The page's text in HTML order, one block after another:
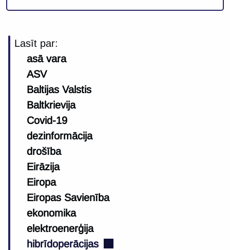
izaicinājumiem. 2024. gads Eiropas drošībā
iezīmējas ar jaunām tendencēm –
diversijām, sabotāžām un cita veida
hibrīdajām operācijām pret Eiropas kritisko
infrastruktūru, militārajiem un civilajiem
objektiem […]
Lasīt par:
asā vara
ASV
Baltijas Valstis
Baltkrievija
Covid-19
dezinformācija
drošība
Eirāzija
Eiropa
Eiropas Savienība
ekonomika
elektroenerģija
hibrīdoperācijas